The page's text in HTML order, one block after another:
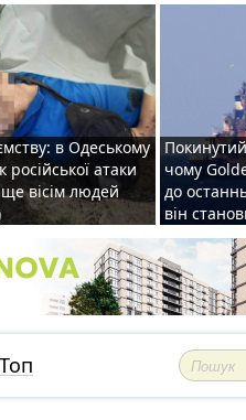
в Одеському
російської атаки
вісім людей
чому
до
він
Топ